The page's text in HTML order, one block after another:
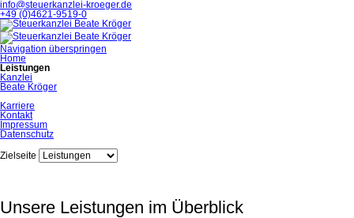
info@steuerkanzlei-kroeger.de
+49 (0)4621-9519-0
Navigation überspringen
Home
Leistungen
Kanzlei
Beate Kröger
Karriere
Kontakt
Impressum
Datenschutz
Zielseite
Unsere Leistungen im Überblick